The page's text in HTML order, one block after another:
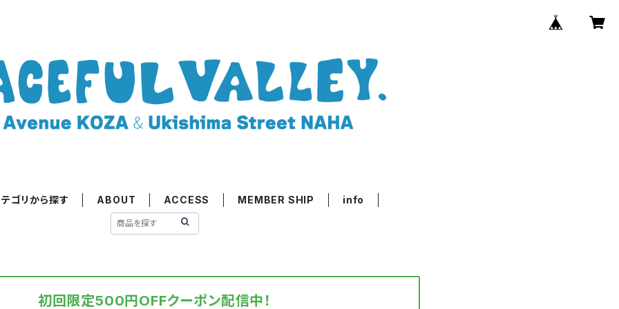
ゴリから探す ABOUT ACCESS MEMBER SHIP info
初回限定500円OFFクーポン配信中！